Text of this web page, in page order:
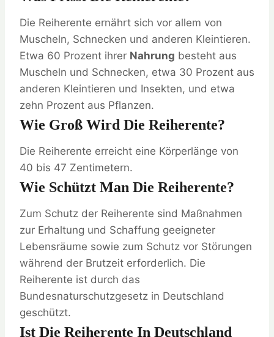
Die Reiherente ernährt sich vor allem von
Muscheln, Schnecken und anderen Kleintieren.
Etwa 60 Prozent ihrer Nahrung besteht aus
Muscheln und Schnecken, etwa 30 Prozent aus
anderen Kleintieren und Insekten, und etwa
zehn Prozent aus Pflanzen.
Wie Groß Wird Die Reiherente?
Die Reiherente erreicht eine Körperlänge von
40 bis 47 Zentimetern.
Wie Schützt Man Die Reiherente?
Zum Schutz der Reiherente sind Maßnahmen
zur Erhaltung und Schaffung geeigneter
Lebensräume sowie zum Schutz vor Störungen
während der Brutzeit erforderlich. Die
Reiherente ist durch das
Bundesnaturschutzgesetz in Deutschland
geschützt.
Ist Die Reiherente In Deutschland